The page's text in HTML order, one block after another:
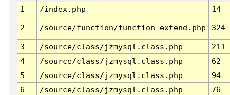
1
/index.php 14
2 /source/function/function_extend.php 324
3 /source/class/jzmysql.class.php
211
4
/source/class/jzmysql.class.php
62
5
/source/class/jzmysql.class.php
94
6
/source/class/jzmysql.class.php 76